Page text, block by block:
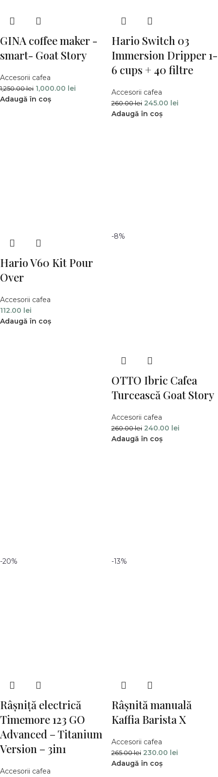
GINA coffee maker -
smart- Goat Story
Accesorii cafea
1,250.00lei 1,000.00 lei
Adaugă în coș
Hario Switch 03
Immersion Dripper 1-
6 cups + 40 filtre
Accesorii cafea
260.00lei 245.00 lei
Adaugă în coș
Hario V60 Kit Pour
Over
Accesorii cafea
112.00 lei
Adaugă în coș
-8%
OTTO Ibric Cafea
Turcească Goat Story
Accesorii cafea
260.00lei 240.00 lei
Adaugă în coș
-20%
Râșniță electrică
Timemore 123 GO
Advanced – Titanium
Version – 3in1
Accesorii cafea
-13%
Râșnită manuală
Kaffia Barista X
Accesorii cafea
265.00lei 230.00 lei
Adaugă în coș